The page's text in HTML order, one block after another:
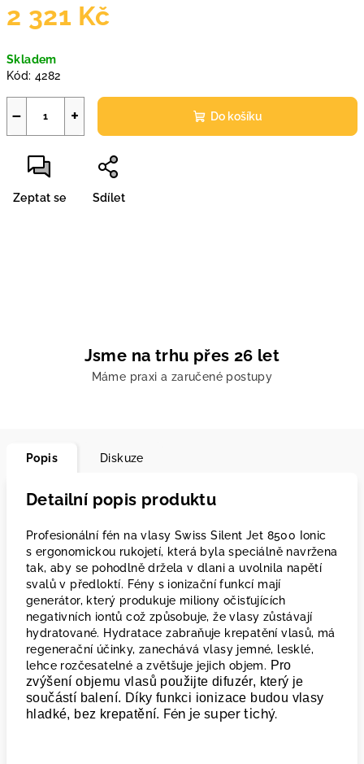
2 321 Kč
cena:
Skladem
Kód: 4282
+
− Do košíku
Zeptat se Sdílet
Jsme na trhu přes 26 let
Máme praxi a zaručené postupy
Popis Diskuze
Detailní popis produktu
Profesionální fén na vlasy Swiss Silent Jet 8500 Ionic
s ergonomickou rukojetí, která byla speciálně navržena
tak, aby se pohodlně držela v dlani a uvolnila napětí
svalů v předloktí. Fény s ionizační funkcí mají
generátor, který produkuje miliony očisťujících
negativních iontů což způsobuje, že vlasy zůstávají
hydratované. Hydratace zabraňuje krepatění vlasů, má
regenerační účinky, zanechává vlasy jemné, lesklé,
lehce rozčesatelné a zvětšuje jejich objem. Pro
zvýšení objemu vlasů použijte difuzér, který je
součástí balení. Díky funkci ionizace budou vlasy
hladké, bez krepatění. Fén je super tichý.